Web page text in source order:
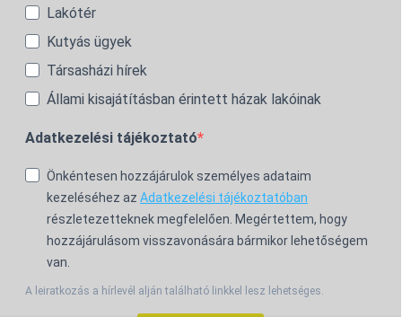
Lakótér
Kutyás ügyek
Társasházi hírek
Állami kisajátításban érintett házak lakóinak
Adatkezelési tájékoztató
Önkéntesen hozzájárulok személyes adataim
kezeléséhez az Adatkezelési tájékoztatóban
részletezetteknek megfelelően. Megértettem, hogy
hozzájárulásom visszavonására bármikor lehetőségem
van.
A leiratkozás a hírlevél alján található linkkel lesz lehetséges.